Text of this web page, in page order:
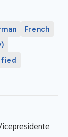
French